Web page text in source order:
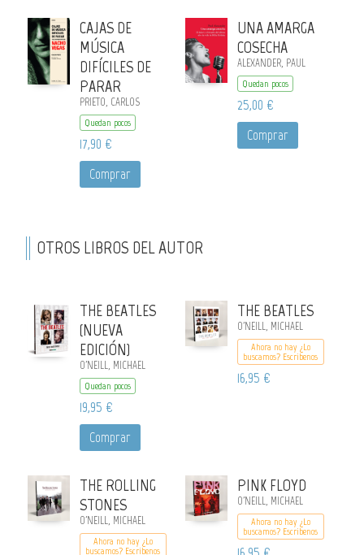
CAJAS DE
MÚSICA
DIFÍCILES DE
PARAR
PRIETO, CARLOS
Quedan pocos
17,90 €
Comprar
UNA AMARGA
COSECHA
ALEXANDER, PAUL
Quedan pocos
25,00 €
Comprar
OTROS LIBROS DEL AUTOR
THE BEATLES
(NUEVA
EDICIÓN)
O'NEILL, MICHAEL
Quedan pocos
19,95 €
Comprar
THE BEATLES
O'NEILL, MICHAEL
Ahora no hay ¿Lo
buscamos? Escribenos
16,95 €
THE ROLLING
STONES
O'NEILL, MICHAEL
Ahora no hay ¿Lo
buscamos? Escribenos
PINK FLOYD
O'NEILL, MICHAEL
Ahora no hay ¿Lo
buscamos? Escribenos